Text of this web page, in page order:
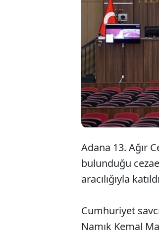
Adana 13. Ağır
bulunduğu
aracılığıyla
Cumhuriyet
Namık Kemal